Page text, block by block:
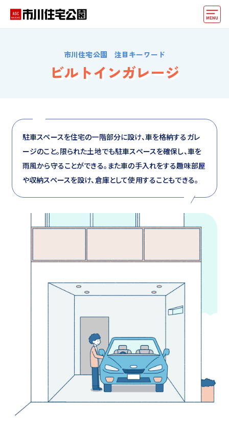
住宅会社・ハウスメーカー
アクセス
好みからモデルハウスを探す
他の展示場 ABCハウジングトップ
マイページ アカウント登録
市川住宅公園 注目キーワード
ビルトインガレージ
駐車スペースを住宅の一階部分に設け、車を格納するガレ
ージのこと。限られた土地でも駐車スペースを確保し、車を
雨風から守ることができる。また車の手入れをする趣味部屋
や収納スペースを設け、倉庫として使用することもできる。